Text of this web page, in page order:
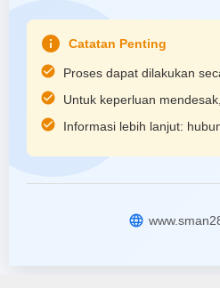
info Catatan Penting
check_circle Proses dapat dilakukan
check_circle Untuk keperluan
check_circle Informasi lebih lanjut:
language